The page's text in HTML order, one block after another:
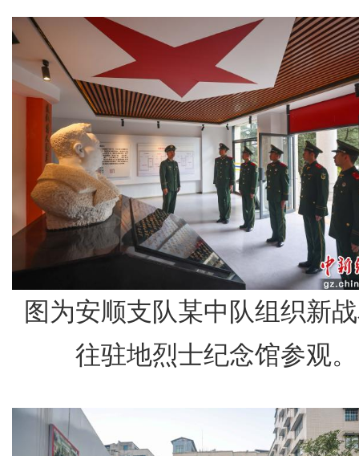
图为安顺支队某中队组织新
往驻地烈士纪念馆参观。